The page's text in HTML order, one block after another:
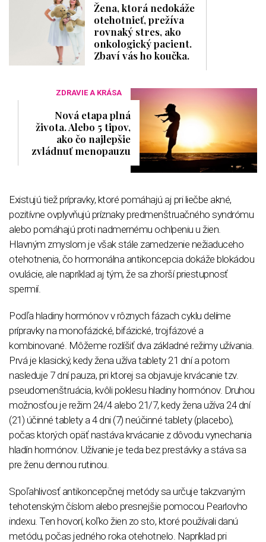
Žena, ktorá nedokáže
otehotnieť, prežíva
rovnaký stres, ako
onkologický pacient.
Zbaví vás ho koučka.
ZDRAVIE A KRÁSA
Nová etapa plná
života. Alebo 5 tipov,
ako čo najlepšie
zvládnuť menopauzu
Existujú tiež prípravky, ktoré pomáhajú aj pri liečbe akné,
pozitívne ovplyvňujú príznaky predmenštruačného syndrómu
alebo pomáhajú proti nadmernému ochlpeniu u žien.
Hlavným zmyslom je však stále zamedzenie nežiaduceho
otehotnenia, čo hormonálna antikoncepcia dokáže blokádou
ovulácie, ale napríklad aj tým, že sa zhorší priestupnosť
spermií.
Podľa hladiny hormónov v rôznych fázach cyklu delíme
prípravky na monofázické, bifázické, trojfázové a
kombinované. Môžeme rozlíšiť dva základné režimy užívania.
Prvá je klasický, kedy žena užíva tablety 21 dní a potom
nasleduje 7 dní pauza, pri ktorej sa objavuje krvácanie tzv.
pseudomenštruácia, kvôli poklesu hladiny hormónov. Druhou
možnosťou je režim 24/4 alebo 21/7, kedy žena užíva 24 dní
(21) účinné tablety a 4 dni (7) neúčinné tablety (placebo),
počas ktorých opäť nastáva krvácanie z dôvodu vynechania
hladín hormónov. Užívanie je teda bez prestávky a stáva sa
pre ženu dennou rutinou.
Spoľahlivosť antikoncepčnej metódy sa určuje takzvaným
tehotenským číslom alebo presnejšie pomocou Pearlovho
indexu. Ten hovorí, koľko žien zo sto, ktoré používali danú
metódu, počas jedného roka otehotnelo. Napríklad pri